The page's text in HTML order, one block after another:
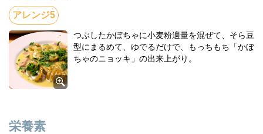
つぶしたかぼちゃに小麦粉適量を混ぜて、そら豆
型にまるめて、ゆでるだけで、もっちもち「かぼ
ちゃのニョッキ」の出来上がり。
栄養素